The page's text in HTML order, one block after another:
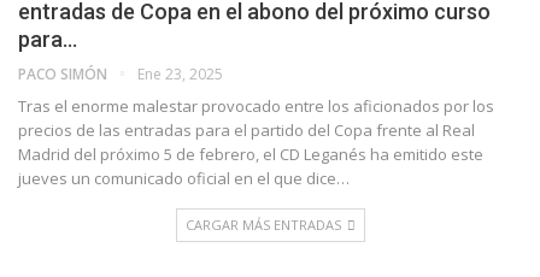
entradas de Copa en el abono del próximo curso
para…
PACO SIMÓN Ene 23, 2025
Tras el enorme malestar provocado entre los aficionados por los
precios de las entradas para el partido del Copa frente al Real
Madrid del próximo 5 de febrero, el CD Leganés ha emitido este
jueves un comunicado oficial en el que dice…
CARGAR MÁS ENTRADAS